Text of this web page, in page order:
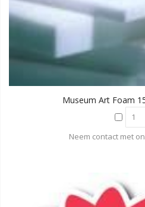
Museum Art Foam
Neem contact met